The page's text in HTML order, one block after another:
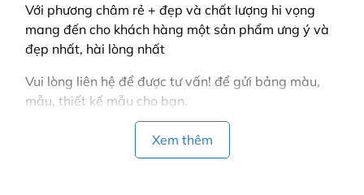
Với phương châm rẻ + đẹp và chất lượng hi vọng
mang đến cho khách hàng một sản phẩm ưng ý và
đẹp nhất, hài lòng nhất
Vui lòng liên hệ để được tư vấn! để gửi bảng màu,
mẫu, thiết kế mẫu cho bạn.
Xem thêm